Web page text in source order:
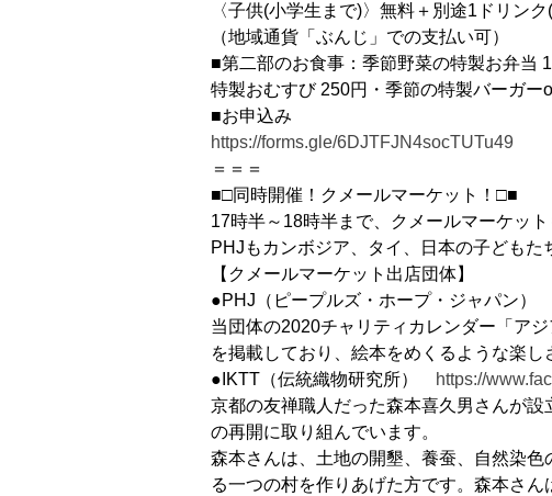
〈子供(小学生まで)〉無料＋別途1ドリン
（地域通貨「ぶんじ」での支払い可）
■第二部のお食事：季節野菜の特製お弁当
特製おむすび 250円・季節の特製バーガ
■お申込み
https://forms.gle/6DJTFJN4socTUTu49
＝＝＝
■□同時開催！クメールマーケット！□■
17時半～18時半まで、クメールマーケット
PHJもカンボジア、タイ、日本の子ども
【クメールマーケット出店団体】
●PHJ（ピープルズ・ホープ・ジャパン）
当団体の2020チャリティカレンダー「ア
を掲載しており、絵本をめくるような楽し
●IKTT（伝統織物研究所）
https://
京都の友禅職人だった森本喜久男さんが
の再開に取り組んでいます。
森本さんは、土地の開墾、養蚕、自然染
る一つの村を作りあげた方です。森本さ